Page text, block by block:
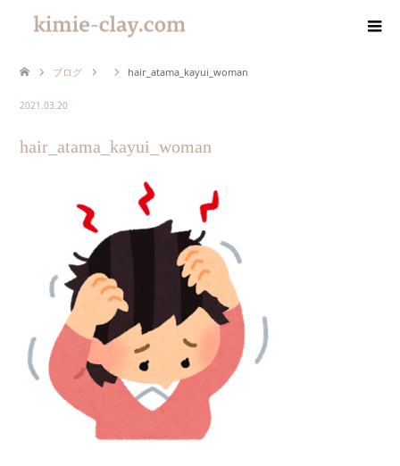
ブログ hair_atama_kayui_woman
2021.03.20
hair_atama_kayui_woman